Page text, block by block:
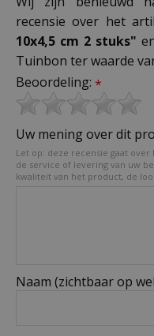
recensie over het
10x4,5 cm 2 stuks"
Tuinbon ter waarde
Beoordeling: *
Uw mening over dit
Let op: deze recensie gaat
de service of levering van uw
kwaliteit van het product, de
Naam (zichtbaar op